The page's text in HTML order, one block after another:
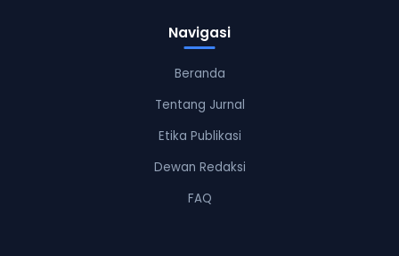
Navigasi
Beranda
Tentang Jurnal
Etika Publikasi
Dewan Redaksi
FAQ